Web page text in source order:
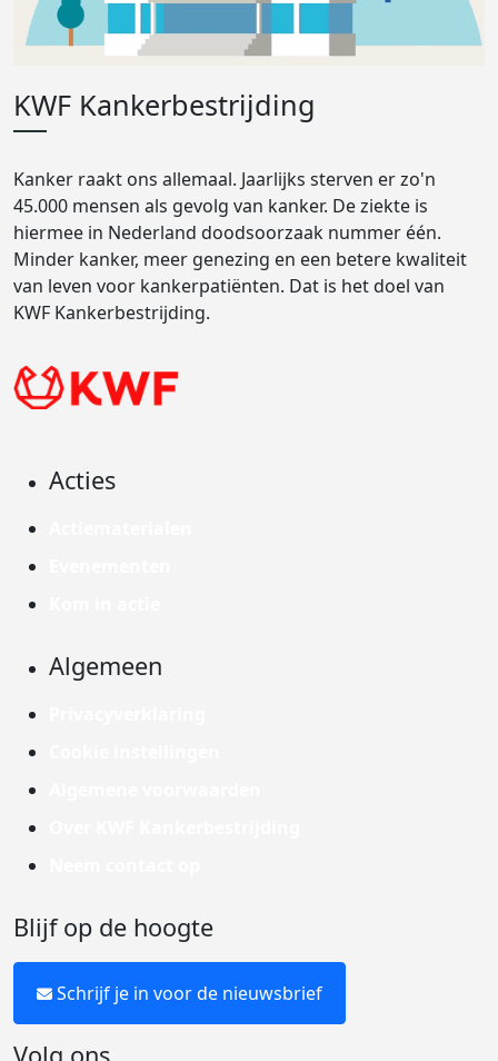
KWF Kankerbestrijding
Kanker raakt ons allemaal. Jaarlijks sterven er zo'n
45.000 mensen als gevolg van kanker. De ziekte is
hiermee in Nederland doodsoorzaak nummer één.
Minder kanker, meer genezing en een betere kwaliteit
van leven voor kankerpatiënten. Dat is het doel van
KWF Kankerbestrijding.
Acties
Algemeen
Blijf op de hoogte
Schrijf je in voor de nieuwsbrief